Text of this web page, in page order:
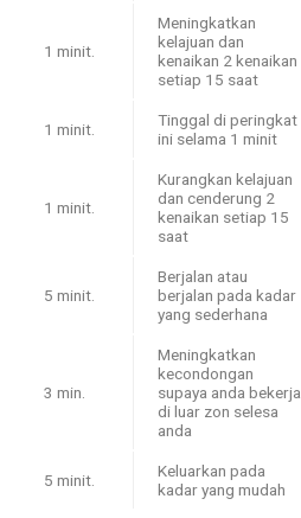
1 minit.
Meningkatkan
kelajuan dan
kenaikan 2 kenaikan
setiap 15 saat
1 minit.
Tinggal di peringkat
ini selama 1 minit
1 minit.
Kurangkan kelajuan
dan cenderung 2
kenaikan setiap 15
saat
5 minit.
Berjalan atau
berjalan pada kadar
yang sederhana
3 min.
Meningkatkan
kecondongan
supaya anda bekerja
di luar zon selesa
anda
5 minit.
Keluarkan pada
kadar yang mudah